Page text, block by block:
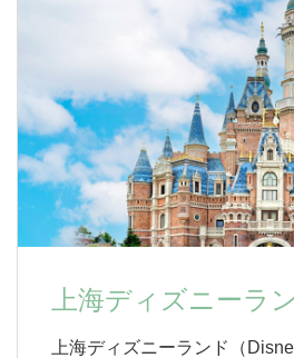
上海ディズニーラ
上海ディズニーランド（